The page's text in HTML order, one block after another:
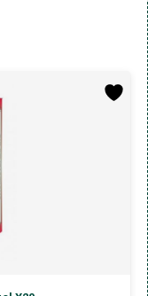
de 100 grammes
de l’AJR.
:
significative.
jusqu’à 11 %.
aider à absorber
pas la seule chose qui
d’absorber ces